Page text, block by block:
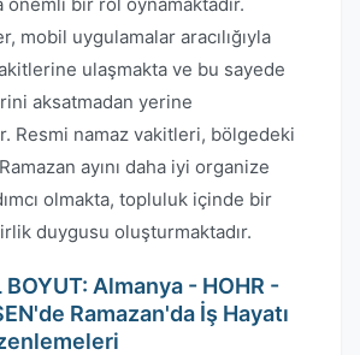
mobil uygulamalar aracılığıyla
ulaşmakta ve bu sayede
aksatmadan yerine
Resmi namaz vakitleri, bölgedeki
ayını daha iyi organize
olmakta, topluluk içinde bir
duygusu oluşturmaktadır.
BOYUT: Almanya - HOHR -
Ramazan'da İş Hayatı